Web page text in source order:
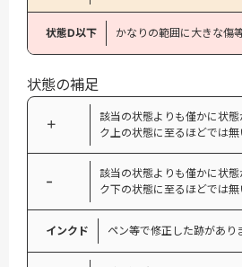
状態D以下 かなりの範囲に大きな傷
状態の補足
＋
該当の状態よりも僅かに状
ク上の状態に至るほどでは無
−
該当の状態よりも僅かに状
ク下の状態に至るほどでは無
インクド ペン等で修正した跡があり